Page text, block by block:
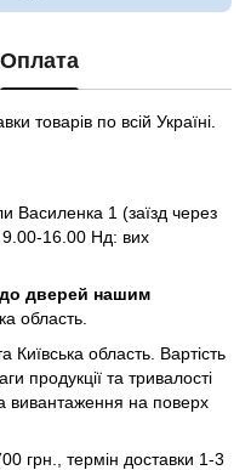
Оплата
товарів по всій Україні.
Василенка 1 (заїзд через
16.00 Нд: вих
дверей нашим
область.
область. Вартість
продукції та тривалості
вивантаження на поверх
грн., термін доставки 1-3